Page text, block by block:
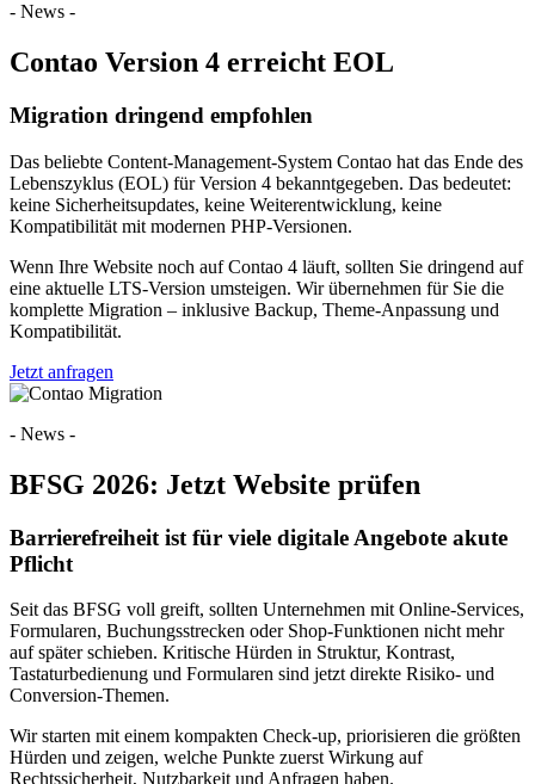
- News -
Contao Version 4 erreicht EOL
Migration dringend empfohlen
Das beliebte Content-Management-System Contao hat das Ende des
Lebenszyklus (EOL) für Version 4 bekanntgegeben. Das bedeutet:
keine Sicherheitsupdates, keine Weiterentwicklung, keine
Kompatibilität mit modernen PHP-Versionen.
Wenn Ihre Website noch auf Contao 4 läuft, sollten Sie dringend auf
eine aktuelle LTS-Version umsteigen. Wir übernehmen für Sie die
komplette Migration – inklusive Backup, Theme-Anpassung und
Kompatibilität.
Jetzt anfragen
- News -
BFSG 2026: Jetzt Website prüfen
Barrierefreiheit ist für viele digitale Angebote akute
Pflicht
Seit das BFSG voll greift, sollten Unternehmen mit Online-Services,
Formularen, Buchungsstrecken oder Shop-Funktionen nicht mehr
auf später schieben. Kritische Hürden in Struktur, Kontrast,
Tastaturbedienung und Formularen sind jetzt direkte Risiko- und
Conversion-Themen.
Wir starten mit einem kompakten Check-up, priorisieren die größten
Hürden und zeigen, welche Punkte zuerst Wirkung auf
Rechtssicherheit, Nutzbarkeit und Anfragen haben.